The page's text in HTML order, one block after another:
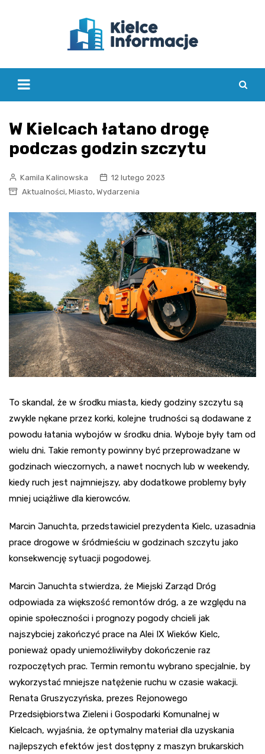
W Kielcach łatano drogę
podczas godzin szczytu
Kamila Kalinowska
12 lutego 2023
Aktualności, Miasto, Wydarzenia
To skandal, że w środku miasta, kiedy godziny szczytu są
zwykle nękane przez korki, kolejne trudności są dodawane z
powodu łatania wybojów w środku dnia. Wyboje były tam od
wielu dni. Takie remonty powinny być przeprowadzane w
godzinach wieczornych, a nawet nocnych lub w weekendy,
kiedy ruch jest najmniejszy, aby dodatkowe problemy były
mniej uciążliwe dla kierowców.
Marcin Januchta, przedstawiciel prezydenta Kielc, uzasadnia
prace drogowe w śródmieściu w godzinach szczytu jako
konsekwencję sytuacji pogodowej.
Marcin Januchta stwierdza, że Miejski Zarząd Dróg
odpowiada za większość remontów dróg, a ze względu na
opinie społeczności i prognozy pogody chcieli jak
najszybciej zakończyć prace na Alei IX Wieków Kielc,
ponieważ opady uniemożliwiłyby dokończenie raz
rozpoczętych prac. Termin remontu wybrano specjalnie, by
wykorzystać mniejsze natężenie ruchu w czasie wakacji.
Renata Gruszyczyńska, prezes Rejonowego
Przedsiębiorstwa Zieleni i Gospodarki Komunalnej w
Kielcach, wyjaśnia, że optymalny materiał dla uzyskania
najlepszych efektów jest dostępny z maszyn brukarskich